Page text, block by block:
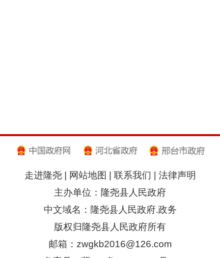
走进隆尧| 网站地图 联系我们
法律声明
主办单位：隆尧县人民政府
中文域名：隆尧县人民政府.政务
版权归隆尧县人民政府所有
邮箱：zwgkb2016@126.com